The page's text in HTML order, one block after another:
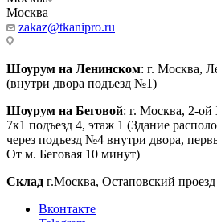
Москва
zakaz@tkanipro.ru
Шоурум на Ленинском: г. Москва,
(внутри двора подъезд №1)
Шоурум на Беговой: г. Москва, 2-
7к1 подъезд 4, этаж 1 (Здание
через подъезд №4 внутри двора,
От м. Беговая 10 минут)
Склад г.Москва, Остаповский
Вконтакте